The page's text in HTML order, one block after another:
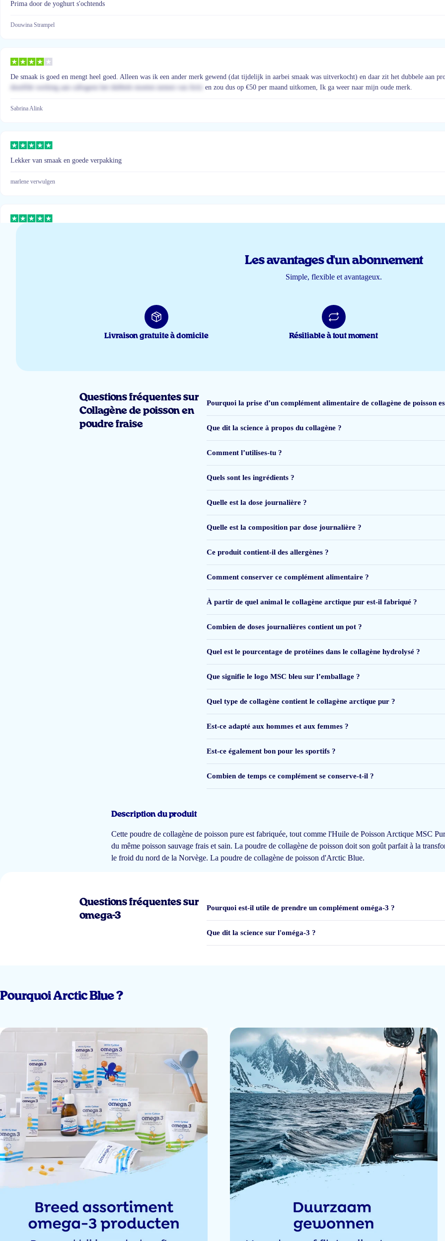
Prima door de yoghurt s'ochtends
Douwina Strampel
De smaak is goed en mengt heel goed. Alleen was ik een ander merk gewend (dat tijdelijk in aarbei smaak was uitverkocht) en daar zit het dubbele
dezelfde werking aan callogeen het dubbele moeten nemen van Artic
en zou dus op €50 per maand uitkomen, Ik ga weer naar mijn oude merk.
Sabrina Alink
Lekker van smaak en goede verpakking
marlene verwulgen
Fijn product en zeer snelle levering.
Ik gebruik Arctic Blue nu twee weken. De smaak is prettig en het product lost goed op in zowel water als andere dranken. Ondanks deze positieve punten
Extra fijn van dit product is dat je er altijd een tweede pot tegen gereduceerde prijs bij kunt kopen
Goed product, makkelijk in het gebruik. Lost goed op in koude vloeistoffen, en de smaak is ook goed.Werkt veel beter dan andere producten die ik heb
ik vind wel dat het helpt . Ik ben er ook heel tevreden over en ik kan het dan ook aan
heel fijn produkt en zeer snelle levering!
Caroline Van der Smissen
hetzelfde als voor product 1, ook tevreden voor mijn artrose
ik gebruik het vooral voor artrose, sinds ik het gebruik (mei 2024) heb ik geen last meer van krampen of steken vd artrose
voor rimpels merk ik nog niks van
Klant
Goed in te nemen
Les avantages d'un abonnement
Simple, flexible et avantageux.
Livraison gratuite à domicile Résiliable à tout moment
Questions fréquentes sur
Collagène de poisson en
poudre fraise
Pourquoi la prise d’un complément alimentaire de collagène de poisson
Que dit la science à propos du collagène ?
Comment l’utilises-tu ?
Quels sont les ingrédients ?
Quelle est la dose journalière ?
Quelle est la composition par dose journalière ?
Ce produit contient-il des allergènes ?
Comment conserver ce complément alimentaire ?
À partir de quel animal le collagène arctique pur est-il fabriqué ?
Combien de doses journalières contient un pot ?
Quel est le pourcentage de protéines dans le collagène hydrolysé ?
Que signifie le logo MSC bleu sur l’emballage ?
Quel type de collagène contient le collagène arctique pur ?
Est-ce adapté aux hommes et aux femmes ?
Est-ce également bon pour les sportifs ?
Combien de temps ce complément se conserve-t-il ?
Description du produit
Cette poudre de collagène de poisson pure est fabriquée, tout comme l'Huile de Poisson Arctique MSC
du même poisson sauvage frais et sain. La poudre de collagène de poisson doit son goût parfait à la
le froid du nord de la Norvège. La poudre de collagène de poisson d'Arctic Blue.
Questions fréquentes sur
omega-3
Pourquoi est-il utile de prendre un complément oméga-3 ?
Que dit la science sur l'oméga-3 ?
Pourquoi Arctic Blue ?